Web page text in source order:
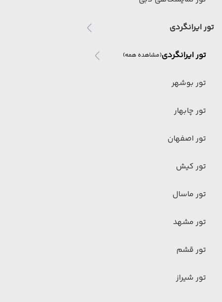
تور ایرانگردی
تور ایرانگردی(مشاهده همه)
تور بوشهر
تور چابهار
تور اصفهان
تور کیش
تور ماسال
تور مشهد
تور قشم
تور شیراز